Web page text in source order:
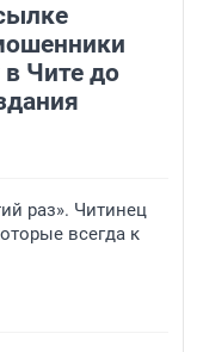
Чите до
раз». Читинец
всегда к